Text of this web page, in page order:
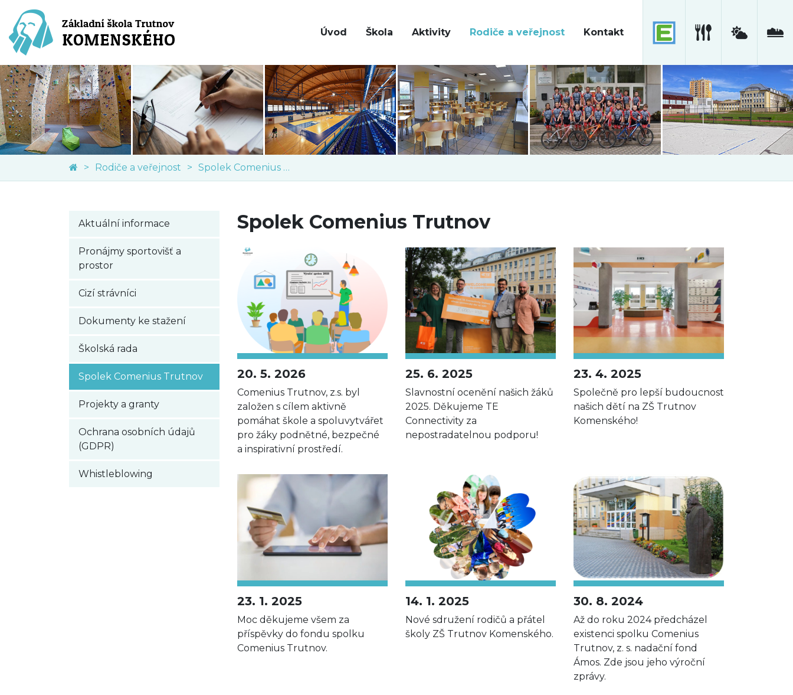
Úvod Škola Aktivity Rodiče a veřejnost Kontakt
Rodiče a veřejnost Spolek Comenius Trutnov
Aktuální informace
Pronájmy sportovišť a
prostor
Cizí strávníci
Dokumenty ke stažení
Školská rada
Spolek Comenius Trutnov
Projekty a granty
Ochrana osobních údajů
(GDPR)
Whistleblowing
Spolek Comenius Trutnov
20. 5. 2026
Comenius Trutnov, z.s. byl
založen s cílem aktivně
pomáhat škole a spoluvytvářet
pro žáky podnětné, bezpečné
a inspirativní prostředí.
25. 6. 2025
Slavnostní ocenění našich žáků
2025. Děkujeme TE
Connectivity za
nepostradatelnou podporu!
23. 4. 2025
Společně pro lepší budoucnost
našich dětí na ZŠ Trutnov
Komenského!
23. 1. 2025
Moc děkujeme všem za
příspěvky do fondu spolku
Comenius Trutnov.
14. 1. 2025
Nové sdružení rodičů a přátel
školy ZŠ Trutnov Komenského.
30. 8. 2024
Až do roku 2024 předcházel
existenci spolku Comenius
Trutnov, z. s. nadační fond
Ámos. Zde jsou jeho výroční
zprávy.